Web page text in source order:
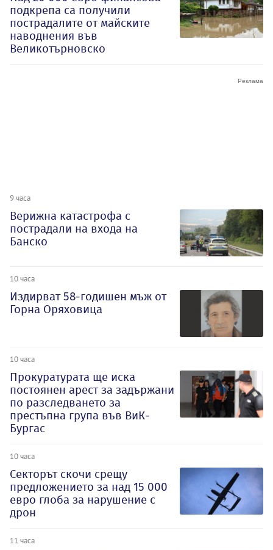
подкрепа са получили
пострадалите от майските
наводнения във
Великотърновско
9 часа
Верижна катастрофа с
пострадали на входа на
Банско
10 часа
Издирват 58-годишен мъж от
Горна Оряховица
10 часа
Прокуратурата ще иска
постоянен арест за задържани
по разследването за
престъпна група във ВиК-
Бургас
10 часа
Секторът скочи срещу
предложението за над 15 000
евро глоба за нарушение с
дрон
11 часа